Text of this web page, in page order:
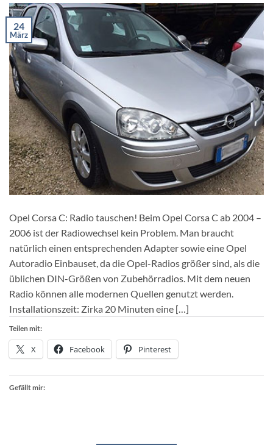
24
März
Opel Corsa C: Radio tauschen! Beim Opel Corsa C ab 2004 –
2006 ist der Radiowechsel kein Problem. Man braucht
natürlich einen entsprechenden Adapter sowie eine Opel
Autoradio Einbauset, da die Opel-Radios größer sind, als die
üblichen DIN-Größen von Zubehörradios. Mit dem neuen
Radio können alle modernen Quellen genutzt werden.
Installationszeit: Zirka 20 Minuten eine […]
Teilen mit:
X Facebook Pinterest
Gefällt mir: